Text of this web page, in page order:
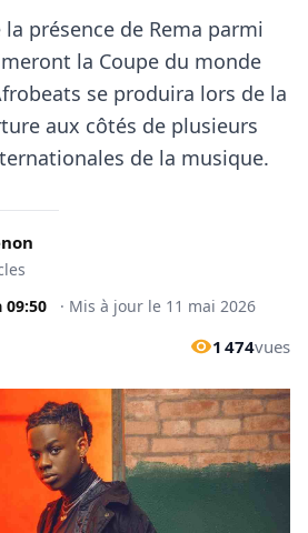
la présence de Rema parmi
la Coupe du monde
se produira lors de la
aux côtés de plusieurs
de la musique.
09:50 · Mis à jour le 11 mai 2026
1 474vues